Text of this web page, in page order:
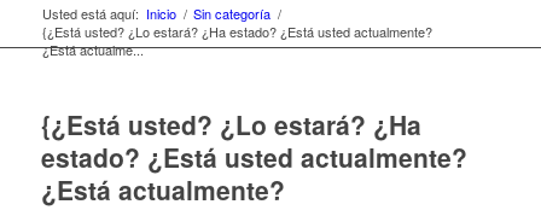
Usted está aquí: Inicio / Sin categoría /
{¿Está usted? ¿Lo estará? ¿Ha estado? ¿Está usted actualmente?
¿Está actualme...
{¿Está usted? ¿Lo estará? ¿Ha
estado? ¿Está usted actualmente?
¿Está actualmente?